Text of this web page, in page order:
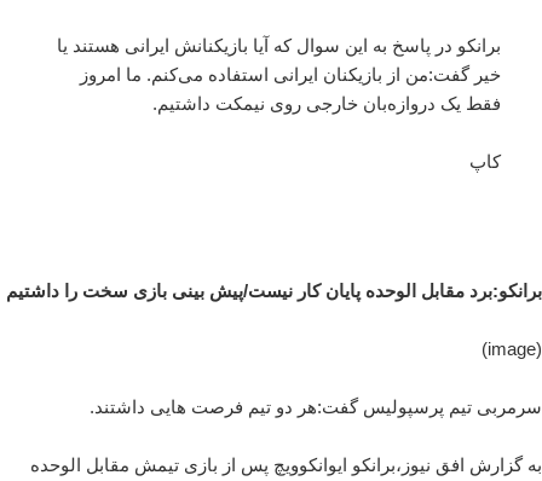
برانکو در پاسخ به این سوال که آیا بازیکنانش ایرانی هستند یا
خیر گفت:من از بازیکنان ایرانی استفاده می‌کنم. ما امروز
فقط یک دروازه‌بان خارجی روی نیمکت داشتیم.
کاپ
برانکو:برد مقابل الوحده پایان کار نیست/پیش بینی بازی سخت را داشتیم
(image)
سرمربی تیم پرسپولیس گفت:هر دو تیم فرصت هایی داشتند.
به گزارش افق نیوز،برانکو ایوانکوویچ پس از بازی تیمش مقابل الوحده